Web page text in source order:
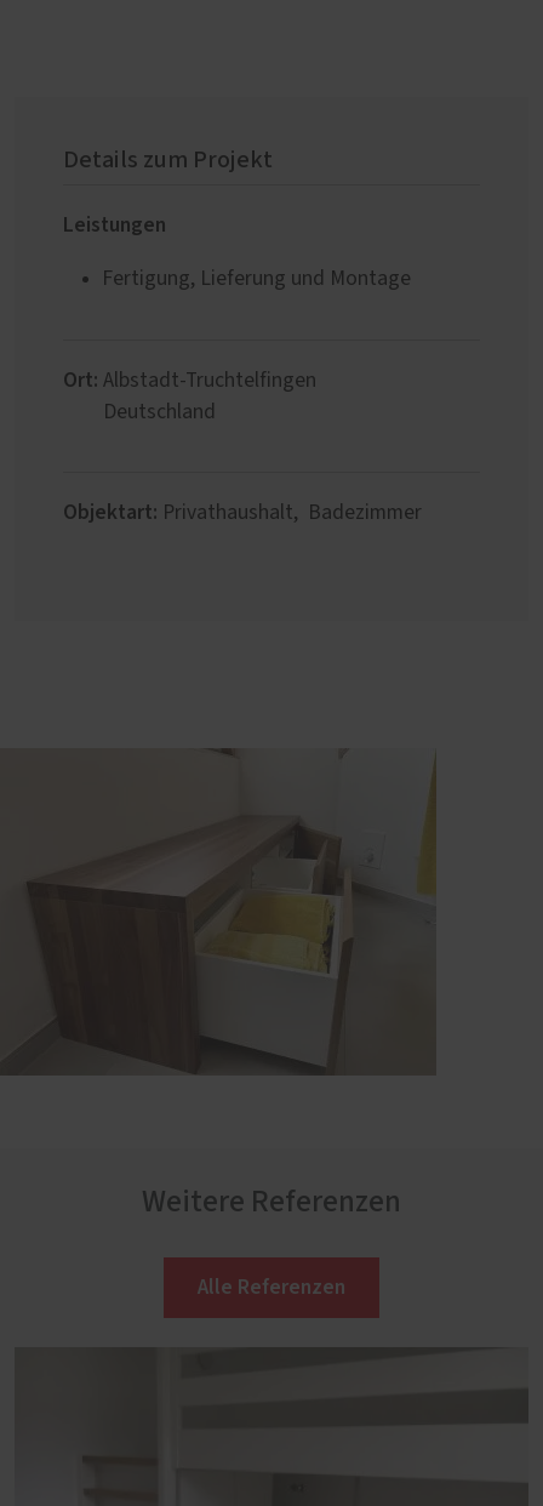
Details zum Projekt
Leistungen
Fertigung, Lieferung und Montage
Ort: Albstadt-Truchtelfingen
Deutschland
Objektart: Privathaushalt, Badezimmer
Weitere Referenzen
Alle Referenzen